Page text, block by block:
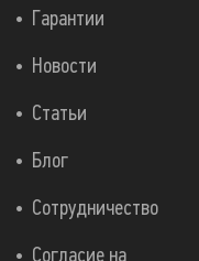
Гарантии
Новости
Статьи
Блог
Сотрудничество
Согласие на